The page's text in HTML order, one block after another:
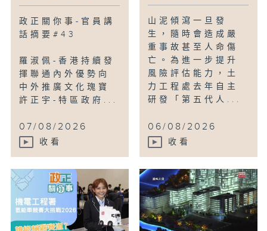
政正關你事-官員講
話摘要#43
羅淑佩-香港持續發
揮聯通內外優勢向
中外推廣文化瑰寶
許正宇-特區政府...
07/08/2026
收看
山泥傾瀉一旦發
生，隨時會造成嚴
重事故甚至人命傷
亡。為進一步提升
風險評估能力，土
力工程處去年自主
研發「第五代人...
06/08/2026
收看